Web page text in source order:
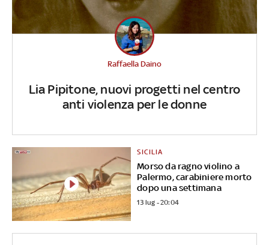
Lia Pipitone, nuovi progetti nel centro
anti violenza per le donne
Raffaella Daino
Morso da ragno violino a
Palermo, carabiniere morto
dopo una settimana
SICILIA
13 lug - 20:04